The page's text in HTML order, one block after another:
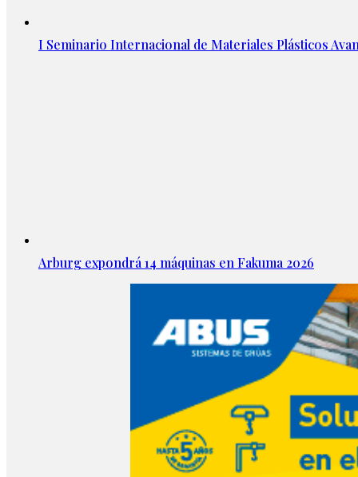
I Seminario Internacional de Materiales Plásticos
Arburg expondrá 14 máquinas en Fakuma 2026